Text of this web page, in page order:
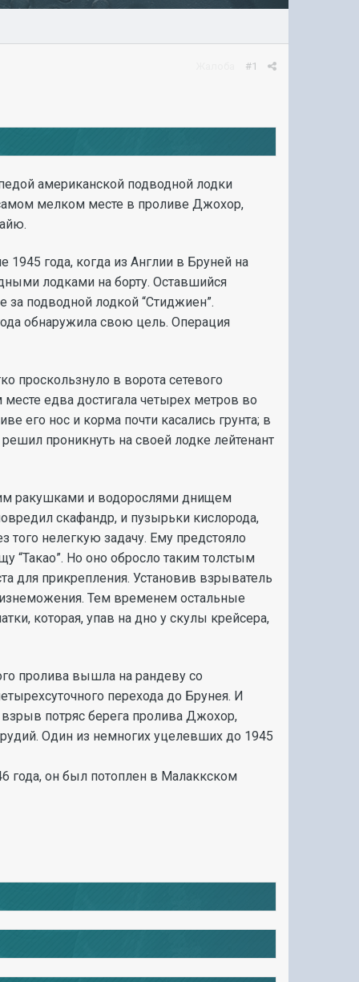
#1
американской подводной лодки
самом мелком месте в проливе Джохор,
года, когда из Англии в Бруней на
лодками на борту. Оставшийся
за подводной лодкой “Стиджиен”.
обнаружила свою цель. Операция
проскользнуло в ворота сетевого
едва достигала четырех метров во
его нос и корма почти касались грунта; в
проникнуть на своей лодке лейтенант
ракушками и водорослями днищем
скафандр, и пузырьки кислорода,
нелегкую задачу. Ему предстояло
“Такао”. Но оно обросло таким толстым
для прикрепления. Установив взрыватель
изнеможения. Тем временем остальные
которая, упав на дно у скулы крейсера,
пролива вышла на рандеву со
перехода до Брунея. И
потряс берега пролива Джохор,
Один из немногих уцелевших до 1945
года, он был потоплен в Малаккском